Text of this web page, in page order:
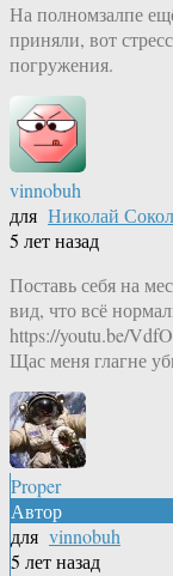
На полномзалпе
приняли, вот
погружения.
vinnobuh
для Николай
5 лет назад
Поставь себя на
вид, что всё
https://youtu.be/
Щас меня глагне
Proper
Автор
для vinnobuh
5 лет назад